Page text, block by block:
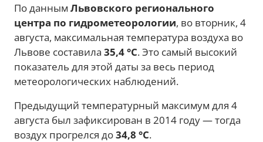
По данным Львовского регионального
центра по гидрометеорологии, во вторник, 4
августа, максимальная температура воздуха во
Львове составила 35,4 °C. Это самый высокий
показатель для этой даты за весь период
метеорологических наблюдений.
Предыдущий температурный максимум для 4
августа был зафиксирован в 2014 году — тогда
воздух прогрелся до34,8 °C.